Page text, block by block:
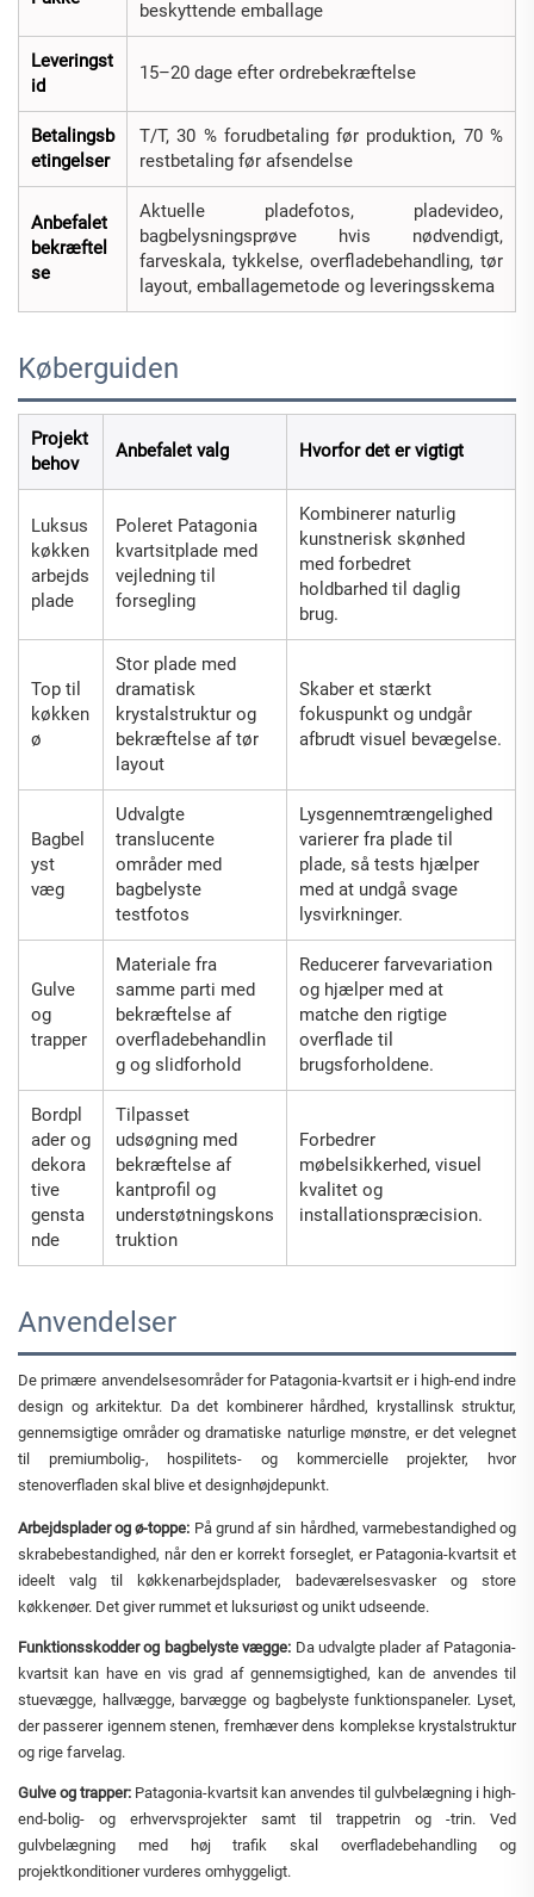
beskyttende emballage
Leveringst
id
15–20 dage efter ordrebekræftelse
Betalingsb
etingelser
T/T, 30 % forudbetaling før produktion, 70 %
restbetaling før afsendelse
Anbefalet
bekræftel
se
Aktuelle pladefotos, pladevideo,
bagbelysningsprøve hvis nødvendigt,
farveskala, tykkelse, overfladebehandling, tør
layout, emballagemetode og leveringsskema
Køberguiden
Projekt
behov
Anbefalet valg Hvorfor det er vigtigt
Luksus
køkken
arbejds
plade
Poleret Patagonia
kvartsitplade med
vejledning til
forsegling
Kombinerer naturlig
kunstnerisk skønhed
med forbedret
holdbarhed til daglig
brug.
Top til
køkken
ø
Stor plade med
dramatisk
krystalstruktur og
bekræftelse af tør
layout
Skaber et stærkt
fokuspunkt og undgår
afbrudt visuel bevægelse.
Bagbel
yst
væg
Udvalgte
translucente
områder med
bagbelyste
testfotos
Lysgennemtrængelighed
varierer fra plade til
plade, så tests hjælper
med at undgå svage
lysvirkninger.
Gulve
og
trapper
Materiale fra
samme parti med
bekræftelse af
overfladebehandlin
g og slidforhold
Reducerer farvevariation
og hjælper med at
matche den rigtige
overflade til
brugsforholdene.
Bordpl
ader og
dekora
tive
gensta
nde
Tilpasset
udsøgning med
bekræftelse af
kantprofil og
understøtningskons
truktion
Forbedrer
møbelsikkerhed, visuel
kvalitet og
installationspræcision.
Anvendelser
De primære anvendelsesområder for Patagonia-kvartsit er i high-end indre
design og arkitektur. Da det kombinerer hårdhed, krystallinsk struktur,
gennemsigtige områder og dramatiske naturlige mønstre, er det velegnet
til premiumbolig-, hospilitets- og kommercielle projekter, hvor
stenoverfladen skal blive et designhøjdepunkt.
Arbejdsplader og ø-toppe: På grund af sin hårdhed, varmebestandighed og
skrabebestandighed, når den er korrekt forseglet, er Patagonia-kvartsit et
ideelt valg til køkkenarbejdsplader, badeværelsesvasker og store
køkkenøer. Det giver rummet et luksuriøst og unikt udseende.
Funktionsskodder og bagbelyste vægge: Da udvalgte plader af Patagonia-
kvartsit kan have en vis grad af gennemsigtighed, kan de anvendes til
stuevægge, hallvægge, barvægge og bagbelyste funktionspaneler. Lyset,
der passerer igennem stenen, fremhæver dens komplekse krystalstruktur
og rige farvelag.
Gulve og trapper: Patagonia-kvartsit kan anvendes til gulvbelægning i high-
end-bolig- og erhvervsprojekter samt til trappetrin og -trin. Ved
gulvbelægning med høj trafik skal overfladebehandling og
projektkonditioner vurderes omhyggeligt.